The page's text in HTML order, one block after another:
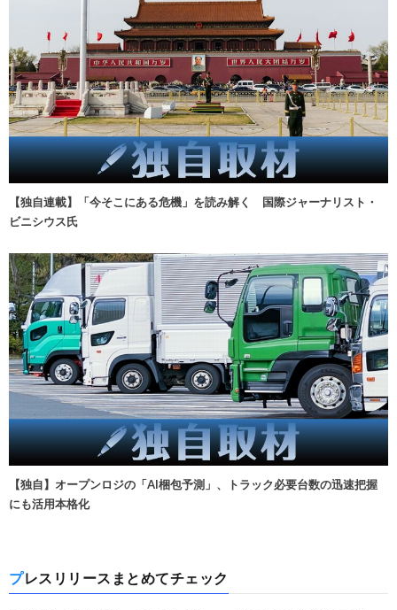
【独自連載】「今そこにある危機」を読み解く 国際ジャーナリスト・
ビニシウス氏
【独自】オープンロジの「AI梱包予測」、トラック必要台数の迅速把握
にも活用本格化
プレスリリースまとめてチェック